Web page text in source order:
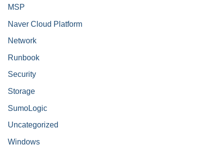
MSP
Naver Cloud Platform
Network
Runbook
Security
Storage
SumoLogic
Uncategorized
Windows